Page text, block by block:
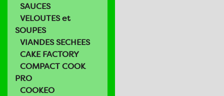
SAUCES
VELOUTES et
SOUPES
VIANDES SECHEES
CAKE FACTORY
COMPACT COOK
PRO
COOKEO